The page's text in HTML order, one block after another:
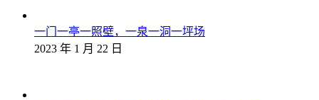
一门一亭一照壁，一泉一洞一坪场
2023 年 1 月 22 日